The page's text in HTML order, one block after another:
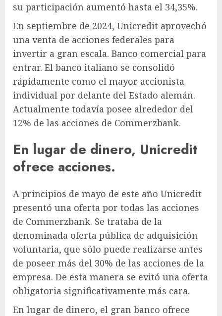
su participación aumentó hasta el 34,35%.
En septiembre de 2024, Unicredit aprovechó
una venta de acciones federales para
invertir a gran escala. Banco comercial para
entrar. El banco italiano se consolidó
rápidamente como el mayor accionista
individual por delante del Estado alemán.
Actualmente todavía posee alrededor del
12% de las acciones de Commerzbank.
En lugar de dinero, Unicredit
ofrece acciones.
A principios de mayo de este año Unicredit
presentó una oferta por todas las acciones
de Commerzbank. Se trataba de la
denominada oferta pública de adquisición
voluntaria, que sólo puede realizarse antes
de poseer más del 30% de las acciones de la
empresa. De esta manera se evitó una oferta
obligatoria significativamente más cara.
En lugar de dinero, el gran banco ofrece